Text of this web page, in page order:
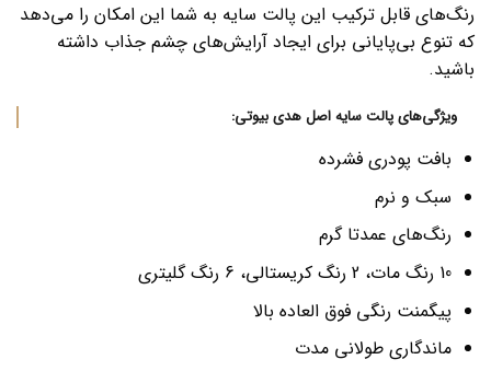
رنگ‌های قابل ترکیب این پالت سایه به شما این امکان را می‌دهد
که تنوع بی‌پایانی برای ایجاد آرایش‌های چشم جذاب داشته
باشید.
ویژگی‌های پالت سایه اصل هدی بیوتی:
بافت پودری فشرده
سبک و نرم
رنگ‌های عمدتا گرم
10 رنگ مات، 2 رنگ کریستالی، 6 رنگ گلیتری
پیگمنت رنگی فوق العاده بالا
ماندگاری طولانی مدت